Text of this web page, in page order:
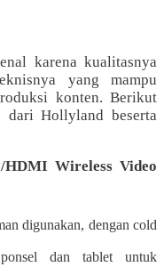
karena kualitasnya
yang mampu
konten. Berikut
dari Hollyland beserta
Wireless Video
digunakan, dengan cold
dan tablet untuk